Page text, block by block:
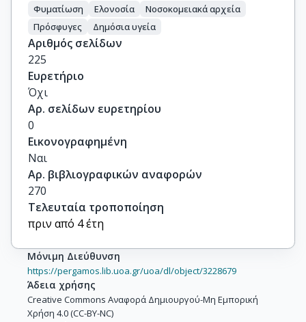
Φυματίωση Ελονοσία
Νοσοκομειακά αρχεία
Πρόσφυγες
Δημόσια υγεία
Αριθμός σελίδων
225
Ευρετήριο
Όχι
Αρ. σελίδων ευρετηρίου
0
Εικονογραφημένη
Ναι
Αρ. βιβλιογραφικών αναφορών
270
Τελευταία τροποποίηση
πριν από 4 έτη
Μόνιμη Διεύθυνση
https://pergamos.lib.uoa.gr/uoa/dl/object/3228679
Άδεια χρήσης
Creative Commons Αναφορά Δημιουργού-Μη Εμπορική
Χρήση 4.0 (CC-BY-NC)